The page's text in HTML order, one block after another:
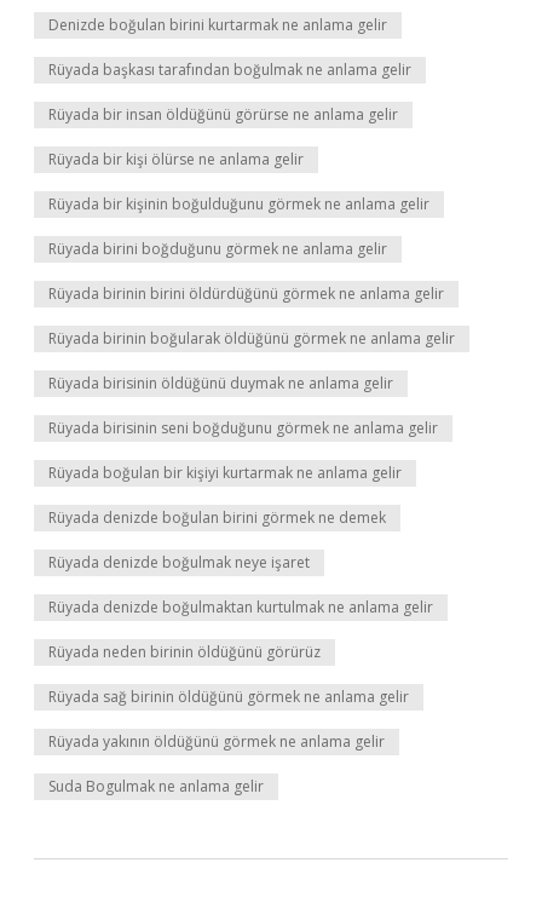
Denizde boğulan birini kurtarmak ne anlama gelir
Rüyada başkası tarafından boğulmak ne anlama gelir
Rüyada bir insan öldüğünü görürse ne anlama gelir
Rüyada bir kişi ölürse ne anlama gelir
Rüyada bir kişinin boğulduğunu görmek ne anlama gelir
Rüyada birini boğduğunu görmek ne anlama gelir
Rüyada birinin birini öldürdüğünü görmek ne anlama gelir
Rüyada birinin boğularak öldüğünü görmek ne anlama gelir
Rüyada birisinin öldüğünü duymak ne anlama gelir
Rüyada birisinin seni boğduğunu görmek ne anlama gelir
Rüyada boğulan bir kişiyi kurtarmak ne anlama gelir
Rüyada denizde boğulan birini görmek ne demek
Rüyada denizde boğulmak neye işaret
Rüyada denizde boğulmaktan kurtulmak ne anlama gelir
Rüyada neden birinin öldüğünü görürüz
Rüyada sağ birinin öldüğünü görmek ne anlama gelir
Rüyada yakının öldüğünü görmek ne anlama gelir
Suda Bogulmak ne anlama gelir